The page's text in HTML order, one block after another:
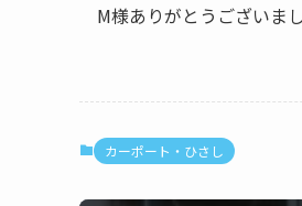
M様ありがとうございまし
カーポート・ひさし